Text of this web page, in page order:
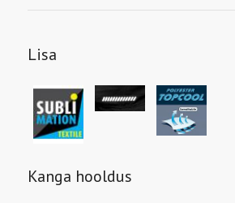
Lisa
Kanga hooldus